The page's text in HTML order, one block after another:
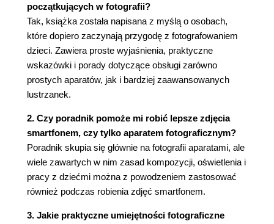
Meganieporozumienie (106)
Stabilizacja to podstawa (108)
Rozpoznawanie twarzy (109)
Uchwyć ruch (109)
Naucz się czekać (110)
Zabaweczki (111)
Ciężki sprzęt (111)
Canon a Nikon - co wybrać? (115)
Kącik porad mistrzów fotografii (Lena Hyde) (118)
Rozdział 6. Tajniki aparatu (121)
Czas (oby jak najkrótszy) migawki (122)
Aper-co? (125)
Trójkąt fotograficzny (130)
początkujących w fotografii?
Tak, książka została napisana z myślą o osobach,
które dopiero zaczynają przygodę z fotografowaniem
dzieci. Zawiera proste wyjaśnienia, praktyczne
wskazówki i porady dotyczące obsługi zarówno
prostych aparatów, jak i bardziej zaawansowanych
lustrzanek.
2. Czy poradnik pomoże mi robić lepsze zdjęcia
smartfonem, czy tylko aparatem fotograficznym?
Poradnik skupia się głównie na fotografii aparatami, ale
wiele zawartych w nim zasad kompozycji, oświetlenia i
pracy z dziećmi można z powodzeniem zastosować
również podczas robienia zdjęć smartfonem.
3. Jakie praktyczne umiejętności fotograficzne